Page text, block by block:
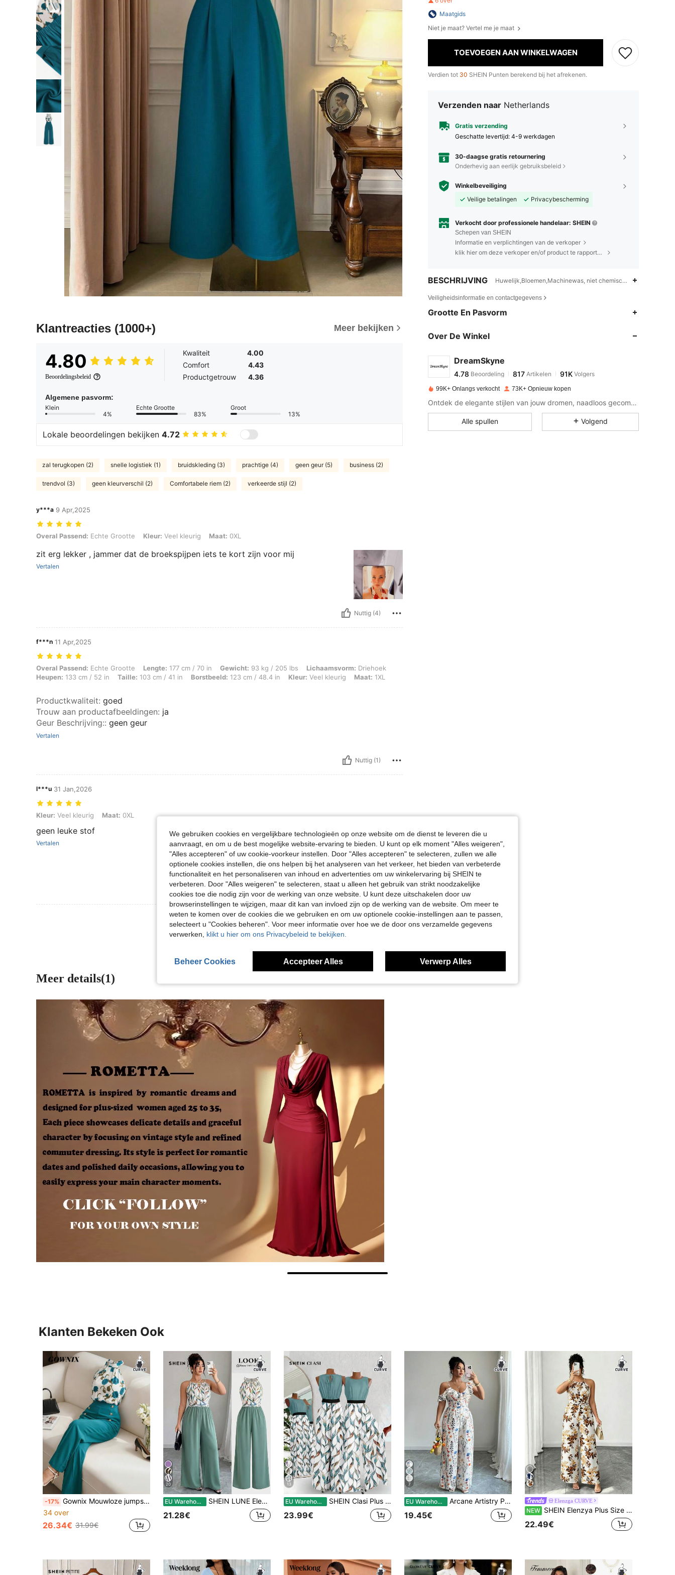
Klantreacties (1000+) Meer bekijken
4.80
Beoordelingsbeleid
Kwaliteit
4.00
Comfort
4.43
Productgetrouw
4.36
Algemene pasvorm:
Klein
4%
Echte Grootte
83%
Groot
13%
Lokale beoordelingen bekijken 4.72
zal terugkopen (2) snelle logistiek (1) bruidskleding (3) prachtige (4) geen geur (5) business (2)
trendvol (3) geen kleurverschil (2) Comfortabele riem (2) verkeerde stijl (2)
y***a 9 Apr,2025
Overal Passend: Echte Grootte, Kleur: Veel kleurig, Maat: 0XL
Overal Passend: Echte Grootte Kleur: Veel kleurig Maat: 0XL
zit erg lekker , jammer dat de broekspijpen iets te kort zijn voor mij
Vertalen
Nuttig (4)
f***n 11 Apr,2025
Overal Passend: Echte Grootte, Lengte: 177 cm / 70 in, Gewicht: 93 kg / 205 lbs, Lichaamsvorm: Driehoek, Heupen: 133 cm / 52 in, Taille: 103 cm / 41 in, Borstbeeld: 123 cm / 48.4 in, Kleur: Veel kleurig, Maat: 1XL
Overal Passend: Echte Grootte Lengte: 177 cm / 70 in Gewicht: 93 kg / 205 lbs Lichaamsvorm: Driehoek
Heupen: 133 cm / 52 in Taille: 103 cm / 41 in Borstbeeld: 123 cm / 48.4 in Kleur: Veel kleurig Maat: 1XL
Productkwaliteit: goed
Trouw aan productafbeeldingen: ja
Geur Beschrijving:: geen geur
Vertalen
Nuttig (1)
l***u 31 Jan,2026
Kleur: Veel kleurig, Maat: 0XL
Kleur: Veel kleurig Maat: 0XL
geen leuke stof
Vertalen
Nuttig (0)
Meer Beoordelingen Bekijken
Maatgids
Niet je maat? Vertel me je maat
TOEVOEGEN AAN WINKELWAGEN
Verdien tot 30 SHEIN Punten berekend bij het afrekenen.
Verzenden naar Netherlands
Gratis verzending
Geschatte levertijd: 4-9 werkdagen
30-daagse gratis retournering
Onderhevig aan eerlijk gebruiksbeleid
Winkelbeveiliging
Veilige betalingen
Privacybescherming
Verkocht door professionele handelaar: SHEIN
Schepen van SHEIN
Informatie en verplichtingen van de verkoper
klik hier om deze verkoper en/of product te rapporteren.
BESCHRIJVING Huwelijk,Bloemen,Machinewas, niet chemisch reinigen,
Veiligheidsinformatie en contactgegevens
Grootte En Pasvorm
Over De Winkel
DreamSkyne
4.78
4.78 Beoordeling
y***dbetaalde1 dag geleden
4.78
99K+ Onlangs verkocht 73K+ Opnieuw kopen
Ontdek de elegante stijlen van jouw dromen, naadloos gecombineerd met het moeiteloze comfort dat jij wenst.
Alle spullen Volgend
Meer details(1)
Klanten Bekeken Ook
-17% Gownix Mouwloze jumpsuit met kleurblokprint voor dames in grote maten
34 over
26.34€ 31.99€
20
EU Warehouse SHEIN LUNE Elegante jumpsuit met wikkelmodel, strikceintuur, gestreepte details en rechte pijpen in contrasterende kleuren voor dames met een maatje meer, lente/zomer
21.28€
13
EU Warehouse SHEIN Clasi Plus size dames vakantie jumpsuit met ronde hals, open rug en print, wijde pijpen
23.99€
7
EU Warehouse Arcane Artistry Plus-size dames modieuze en elegante jumpsuit met bloemenprint en mouwen
19.45€
Elenzga CURVE
NEW SHEIN Elenzya Plus Size Dames Bloemenprint Wijde Pijpen Halterneck Jumpsuit Voor Vakantie
22.49€
We gebruiken cookies en vergelijkbare technologieën op onze website om de dienst te leveren die u
aanvraagt, en om u de best mogelijke website-ervaring te bieden. U kunt op elk moment "Alles weigeren",
"Alles accepteren" of uw cookie-voorkeur instellen. Door "Alles accepteren" te selecteren, zullen we alle
optionele cookies instellen, die ons helpen bij het analyseren van het verkeer, het bieden van verbeterde
functionaliteit en het personaliseren van inhoud en advertenties om uw winkelervaring bij SHEIN te
verbeteren. Door "Alles weigeren" te selecteren, staat u alleen het gebruik van strikt noodzakelijke
cookies toe die nodig zijn voor de werking van onze website. U kunt deze uitschakelen door uw
browserinstellingen te wijzigen, maar dit kan van invloed zijn op de werking van de website. Om meer te
weten te komen over de cookies die we gebruiken en om uw optionele cookie-instellingen aan te passen,
selecteert u "Cookies beheren". Voor meer informatie over hoe we de door ons verzamelde gegevens
verwerken, klikt u hier om ons Privacybeleid te bekijken.
Beheer Cookies Accepteer Alles Verwerp Alles